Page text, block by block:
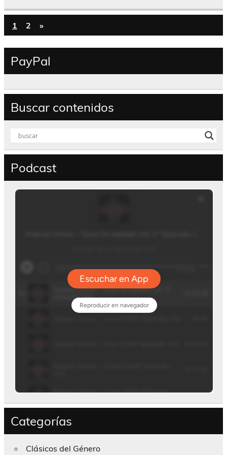
1 2 »
PayPal
Buscar contenidos
Podcast
Categorías
Clásicos del Género